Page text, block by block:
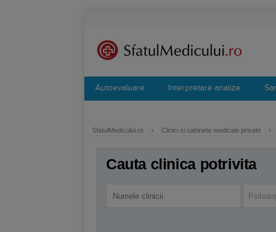
Autoevaluare Interpretare analize
SfatulMedicului.ro › Clinici si cabinete medicale private ›
Cauta clinica potrivita